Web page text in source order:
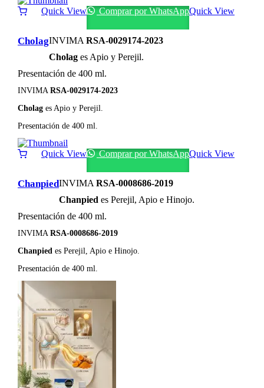
Quick View Comprar por WhatsAppQuick View
CholagINVIMA RSA-0029174-2023
Cholag es Apio y Perejil.
Presentación de 400 ml.
INVIMA RSA-0029174-2023
Cholag es Apio y Perejil.
Presentación de 400 ml.
Quick View Comprar por WhatsAppQuick View
ChanpiedINVIMA RSA-0008686-2019
Chanpied es Perejil, Apio e Hinojo.
Presentación de 400 ml.
INVIMA RSA-0008686-2019
Chanpied es Perejil, Apio e Hinojo.
Presentación de 400 ml.